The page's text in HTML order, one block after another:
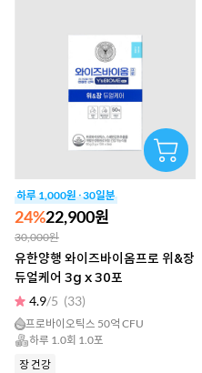
하루 1,000원 · 30일분
24%22,900원
30,000원
유한양행 와이즈바이옴프로 위&장
듀얼케어 3g x 30포
4.9/5 (33)
프로바이오틱스 50억 CFU
하루 1.0회 1.0포
장 건강